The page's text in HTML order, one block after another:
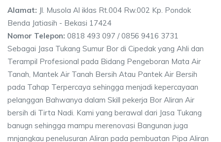
Alamat: Jl. Musola Al iklas Rt.004 Rw.002 Kp. Pondok
Benda Jatiasih - Bekasi 17424
Nomor Telepon: 0818 493 097 / 0856 9416 3731
Sebagai Jasa Tukang Sumur Bor di Cipedak yang Ahli dan
Terampil Profesional pada Bidang Pengeboran Mata Air
Tanah, Mantek Air Tanah Bersih Atau Pantek Air Bersih
pada Tahap Terpercaya sehingga menjadi kepercayaan
pelanggan Bahwanya dalam Skill pekerja Bor Aliran Air
bersih di Tirta Nadi. Kami yang berawal dari Jasa Tukang
banugn sehingga mampu merenovasi Bangunan juga
mnjangkau penelusuran Aliran pada pembuatan Pipa Aliran